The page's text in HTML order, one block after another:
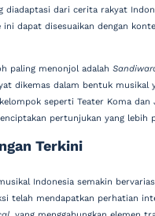
diadaptasi dari cerita rakyat
ini dapat disesuaikan dengan
paling menonjol adalah
dikemas dalam bentuk musikal
seperti Teater Koma dan
pertunjukan yang lebih
Terkini
Indonesia semakin
telah mendapatkan perhatian